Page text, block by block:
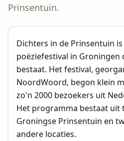
Prinsentuin.
Dichters in de Prinsentuin
poëziefestival in Groningen
bestaat. Het festival,
NoordWoord, begon klein
zo'n 2000 bezoekers uit
Het programma bestaat uit
Groningse Prinsentuin en
andere locaties.